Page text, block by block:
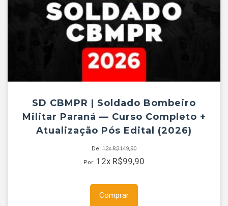
SD CBMPR | Soldado Bombeiro
Militar Paraná — Curso Completo +
Atualização Pós Edital (2026)
De: 12xR$149,90
Por: 12x R$99,90
Comprar